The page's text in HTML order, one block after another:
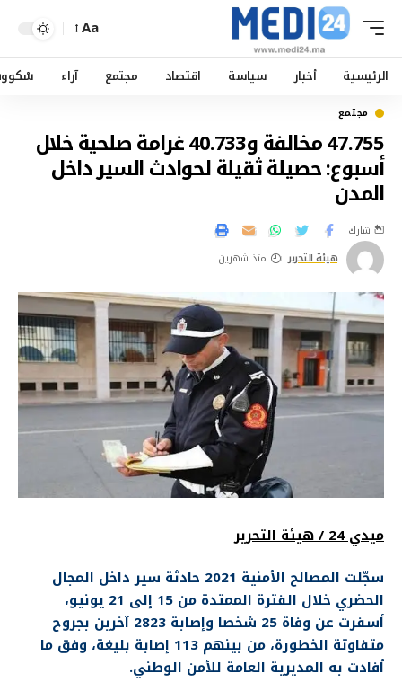
Aa
الرئيسية أخبار سياسة اقتصاد مجتمع آراء
مجتمع
47.755 مخالفة و40.733 غرامة صلحية خلال
أسبوع: حصيلة ثقيلة لحوادث السير داخل
المدن
هيئة التحرير منذ شهرين
شارك
ميدي 24 / هيئة التحرير
سجّلت المصالح الأمنية 2021 حادثة سير داخل المجال
الحضري خلال الفترة الممتدة من 15 إلى 21 يونيو،
أسفرت عن وفاة 25 شخصا وإصابة 2823 آخرين بجروح
متفاوتة الخطورة، من بينهم 113 إصابة بليغة، وفق ما
أفادت به المديرية العامة للأمن الوطني.